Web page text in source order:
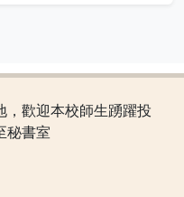
，歡迎本校師生踴躍投
秘書室